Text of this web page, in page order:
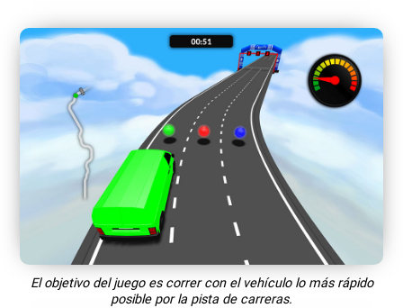
El objetivo del juego es correr con el vehículo lo más rápido
posible por la pista de carreras.